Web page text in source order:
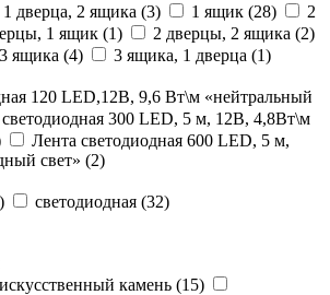
1 дверца, 2 ящика (3) 1 ящик (28)
2
1 ящик (1) 2 дверцы, 2 ящика (2)
3 ящика (4) 3 ящика, 1 дверца (1)
120 LED,12В, 9,6 Вт\м «нейтральный
300 LED, 5 м, 12В, 4,8Вт\м
Лента светодиодная 600 LED, 5 м,
свет» (2)
) светодиодная (32)
искусственный камень (15)